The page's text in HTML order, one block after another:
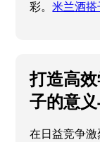
彩。米兰酒搭
打造高
子的意
在日益竞争